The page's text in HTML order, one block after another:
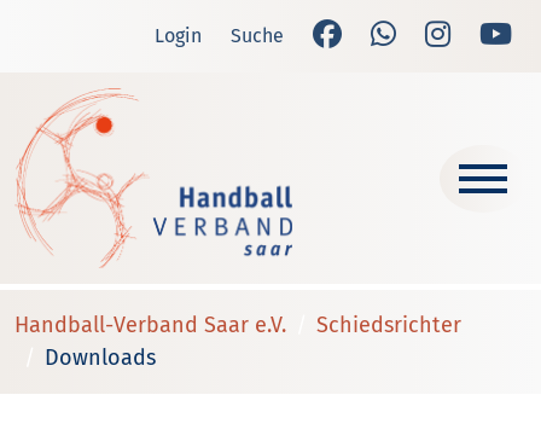
Login Suche
Handball-Verband Saar e.V.
Schiedsrichter
Downloads